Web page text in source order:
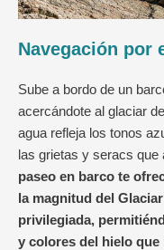
Navegación por
Sube a bordo de un
acercándote al glaciar
agua refleja los tonos
las grietas y seracs que
paseo en barco te
la magnitud del
privilegiada,
y colores del hielo